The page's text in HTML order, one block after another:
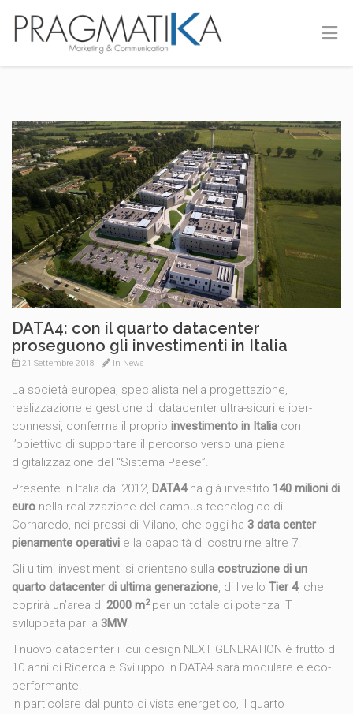
DATA4: con il quarto datacenter
proseguono gli investimenti in Italia
21 Settembre 2018 In News
La società europea, specialista nella progettazione,
realizzazione e gestione di datacenter ultra-sicuri e iper-
connessi, conferma il proprio investimento in Italia con
l’obiettivo di supportare il percorso verso una piena
digitalizzazione del “Sistema Paese”.
Presente in Italia dal 2012, DATA4ha già investito 140 milioni di
euro nella realizzazione del campus tecnologico di
Cornaredo, nei pressi di Milano, che oggi ha 3 data center
pienamente operativi e la capacità di costruirne altre 7.
Gli ultimi investimenti si orientano sulla costruzione di un
quarto datacenter di ultima generazione, di livello Tier 4, che
coprirà un’area di 2000 m2 per un totale di potenza IT
sviluppata pari a 3MW.
Il nuovo datacenter il cui design NEXT GENERATION è frutto di
10 anni di Ricerca e Sviluppo in DATA4 sarà modulare e eco-
performante.
In particolare dal punto di vista energetico, il quarto